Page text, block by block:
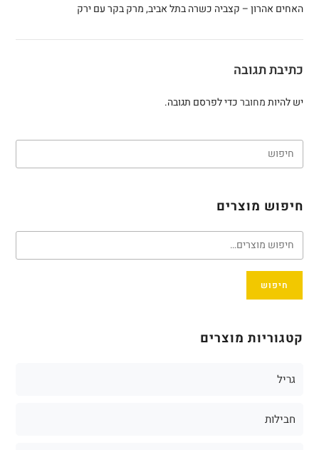
האחים אהרון – קצביה כשרה בתל אביב, מרק בקר עם ירק
כתיבת תגובה
יש להיותמחוברכדי לפרסם תגובה.
חיפוש מוצרים
חיפוש
קטגוריות מוצרים
גריל
חבילות